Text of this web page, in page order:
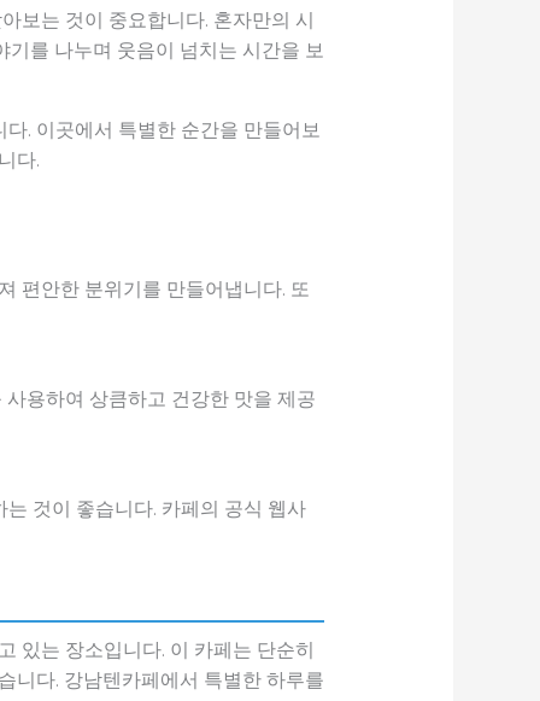
보는 것이 중요합니다. 혼자만의 시
를 나누며 웃음이 넘치는 시간을 보
. 이곳에서 특별한 순간을 만들어보
다.
편안한 분위기를 만들어냅니다. 또
용하여 상큼하고 건강한 맛을 제공
것이 좋습니다. 카페의 공식 웹사
있는 장소입니다. 이 카페는 단순히
니다. 강남텐카페에서 특별한 하루를